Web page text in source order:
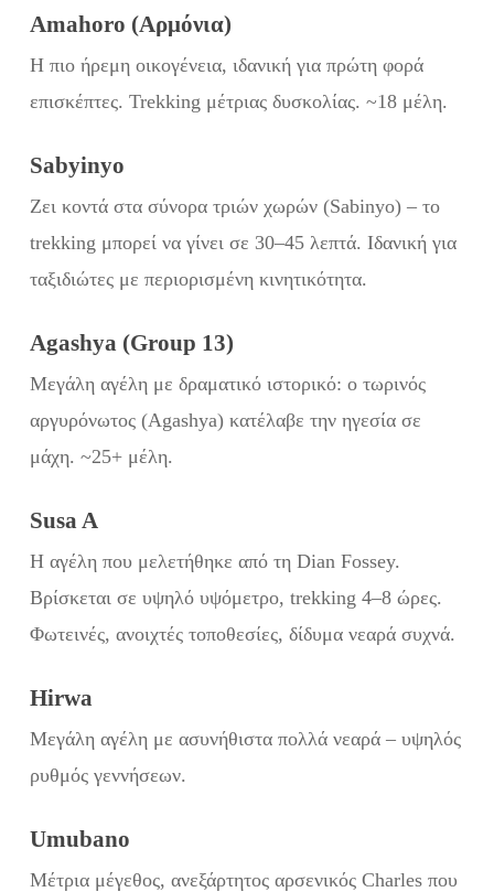
Amahoro (Αρμόνια)
Η πιο ήρεμη οικογένεια, ιδανική για πρώτη φορά
επισκέπτες. Trekking μέτριας δυσκολίας. ~18 μέλη.
Sabyinyo
Ζει κοντά στα σύνορα τριών χωρών (Sabinyo) – το
trekking μπορεί να γίνει σε 30–45 λεπτά. Ιδανική για
ταξιδιώτες με περιορισμένη κινητικότητα.
Agashya (Group 13)
Μεγάλη αγέλη με δραματικό ιστορικό: ο τωρινός
αργυρόνωτος (Agashya) κατέλαβε την ηγεσία σε
μάχη. ~25+ μέλη.
Susa A
Η αγέλη που μελετήθηκε από τη Dian Fossey.
Βρίσκεται σε υψηλό υψόμετρο, trekking 4–8 ώρες.
Φωτεινές, ανοιχτές τοποθεσίες, δίδυμα νεαρά συχνά.
Hirwa
Μεγάλη αγέλη με ασυνήθιστα πολλά νεαρά – υψηλός
ρυθμός γεννήσεων.
Umubano
Μέτρια μέγεθος, ανεξάρτητος αρσενικός Charles που